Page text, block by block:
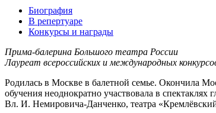
Биография
В репертуаре
Конкурсы и награды
Прима-балерина Большого театра России
Лауреат всероссийских и международных
Родилась в Москве в балетной семье. Окончила
обучения неоднократно участвовала в
Вл. И. Немировича-Данченко, театра